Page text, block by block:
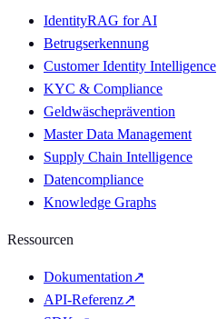
IdentityRAG for AI
Betrugserkennung
Customer Identity Intelligence
KYC & Compliance
Geldwäscheprävention
Master Data Management
Supply Chain Intelligence
Datencompliance
Knowledge Graphs
Ressourcen
Dokumentation↗
API-Referenz↗